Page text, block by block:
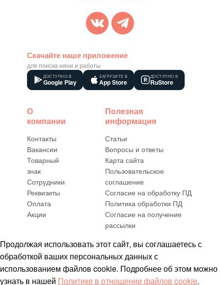
Скачайте наше приложение
для поиска няни и работы
ДОСТУПНО В
Google Play
ЗАГРУЗИТЕ В
App Store
ДОСТУПНО В
RuStore
О
компании
Контакты
Вакансии
Товарный
знак
Сотрудники
Реквизиты
Оплата
Акции
Полезная
информация
Статьи
Вопросы и ответы
Карта сайта
Пользовательское
соглашение
Согласие на обработку ПД
Политика обработки ПД
Согласие на получение
рассылки
Продолжая использовать этот сайт, вы соглашаетесь с
обработкой ваших персональных данных с
использованием файлов cookie. Подробнее об этом можно
узнать в нашей Политике в отношении файлов cookie.